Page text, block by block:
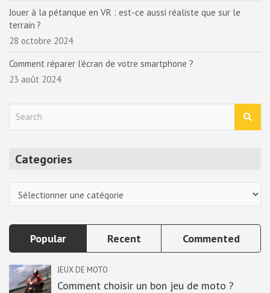
Jouer à la pétanque en VR : est-ce aussi réaliste que sur le
terrain ?
28 octobre 2024
Comment réparer l’écran de votre smartphone ?
23 août 2024
Categories
Popular Recent Commented
JEUX DE MOTO
Comment choisir un bon jeu de moto ?